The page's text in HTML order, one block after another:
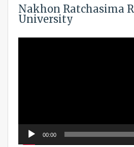
Nakhon Ratchasima
University
00:00